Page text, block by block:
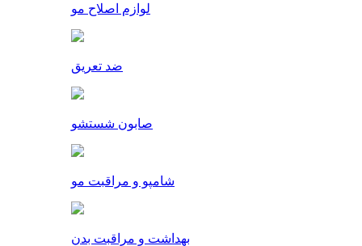
لوازم اصلاح مو
ضد تعریق
صابون شستشو
شامپو و مراقبت مو
بهداشت و مراقبت بدن